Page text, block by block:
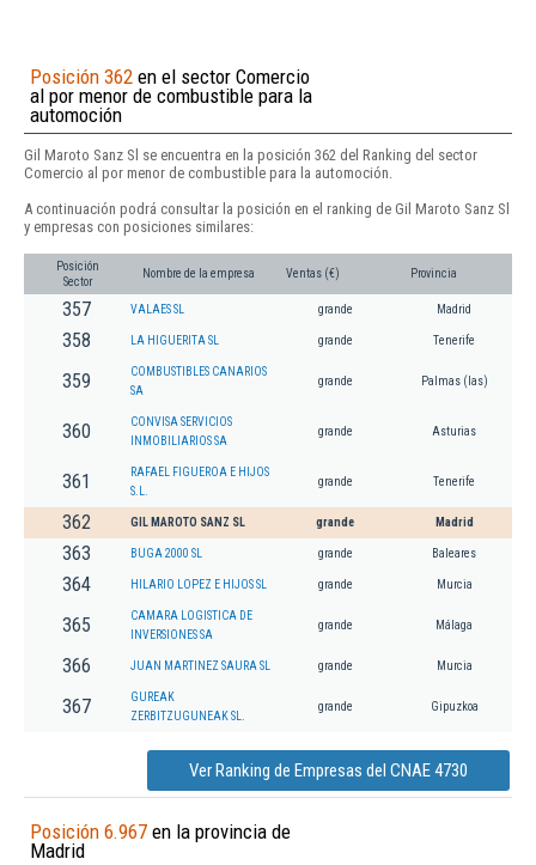
Posición 362 en el sector Comercio
al por menor de combustible para la
automoción
Gil Maroto Sanz Sl se encuentra en la posición 362 del Ranking del sector
Comercio al por menor de combustible para la automoción.
A continuación podrá consultar la posición en el ranking de Gil Maroto Sanz Sl
y empresas con posiciones similares:
Posición
Sector
Nombre de la empresa Ventas (€) Provincia
357 VALAES SL grande Madrid
358 LA HIGUERITA SL grande Tenerife
359
COMBUSTIBLES CANARIOS
SA
grande Palmas (las)
360
CONVISA SERVICIOS
INMOBILIARIOS SA
grande Asturias
361
RAFAEL FIGUEROA E HIJOS
S.L.
grande Tenerife
362 GIL MAROTO SANZ SL grande Madrid
363 BUGA 2000 SL grande Baleares
364 HILARIO LOPEZ E HIJOS SL grande Murcia
365
CAMARA LOGISTICA DE
INVERSIONES SA
grande Málaga
366 JUAN MARTINEZ SAURA SL grande Murcia
367
GUREAK
ZERBITZUGUNEAK SL.
grande Gipuzkoa
Ver Ranking de Empresas del CNAE 4730
Posición 6.967 en la provincia de
Madrid